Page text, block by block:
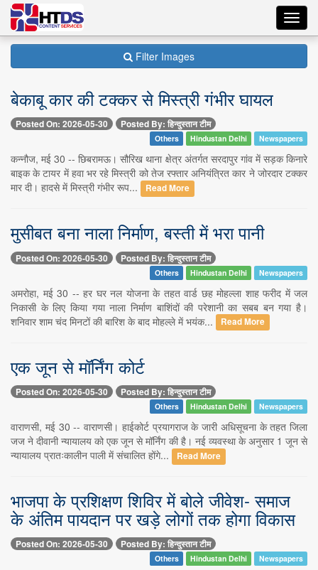
Filter Images
बेकाबू कार की टक्कर से मिस्त्री गंभीर घायल
Posted On: 2026-05-30 Posted By: हिन्दुस्तान टीम
Others Hindustan Delhi Newspapers
कन्नौज, मई 30 -- छिबरामऊ। सौरिख थाना क्षेत्र अंतर्गत सरदापुर गांव में सड़क किनारे
बाइक के टायर में हवा भर रहे मिस्त्री को तेज रफ्तार अनियंत्रित कार ने जोरदार टक्कर
मार दी। हादसे में मिस्त्री गंभीर रूप...
Read More
मुसीबत बना नाला निर्माण, बस्ती में भरा पानी
Posted On: 2026-05-30 Posted By: हिन्दुस्तान टीम
Others Hindustan Delhi Newspapers
अमरोहा, मई 30 -- हर घर नल योजना के तहत वार्ड छह मोहल्ला शाह फरीद में जल
निकासी के लिए किया गया नाला निर्माण बाशिंदों की परेशानी का सबब बन गया है।
शनिवार शाम चंद मिनटों की बारिश के बाद मोहल्ले में भयंक...
Read More
एक जून से मॉर्निंग कोर्ट
Posted On: 2026-05-30 Posted By: हिन्दुस्तान टीम
Others Hindustan Delhi Newspapers
वाराणसी, मई 30 -- वाराणसी। हाईकोर्ट प्रयागराज के जारी अधिसूचना के तहत जिला
जज ने दीवानी न्यायालय को एक जून से मॉर्निंग की है। नई व्यवस्था के अनुसार 1 जून से
न्यायालय प्रातःकालीन पाली में संचालित होंगे...
Read More
भाजपा के प्रशिक्षण शिविर में बोले जीवेश- समाज
के अंतिम पायदान पर खड़े लोगों तक होगा विकास
Posted On: 2026-05-30 Posted By: हिन्दुस्तान टीम
Others Hindustan Delhi Newspapers